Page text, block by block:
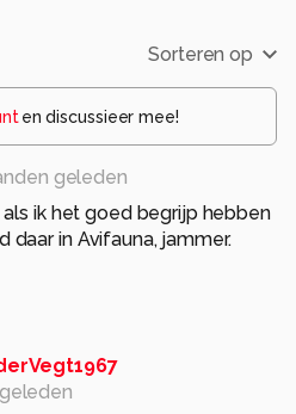
Sorteren op
en discussieer mee!
geleden
ik het goed begrijp hebben
daar in Avifauna, jammer.